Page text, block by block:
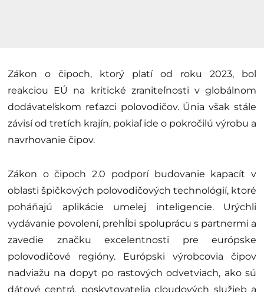
Zákon o čipoch, ktorý platí od roku 2023, bol
reakciou EÚ na kritické zraniteľnosti v globálnom
dodávateľskom reťazci polovodičov. Únia však stále
závisí od tretích krajín, pokiaľ ide o pokročilú výrobu a
navrhovanie čipov.
Zákon o čipoch 2.0 podporí budovanie kapacít v
oblasti špičkových polovodičových technológií, ktoré
poháňajú aplikácie umelej inteligencie. Urýchli
vydávanie povolení, prehĺbi spoluprácu s partnermi a
zavedie značku excelentnosti pre európske
polovodičové regióny. Európski výrobcovia čipov
nadviažu na dopyt po rastových odvetviach, ako sú
dátové centrá, poskytovatelia cloudových služieb a